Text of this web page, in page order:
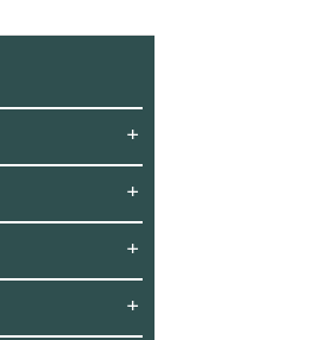
+
+
+
+